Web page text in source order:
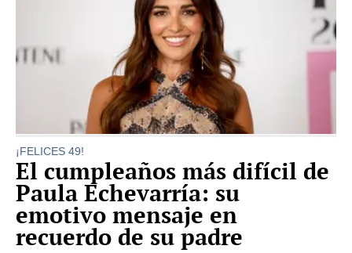
¡FELICES 49!
El cumpleaños más difícil de
Paula Echevarría: su
emotivo mensaje en
recuerdo de su padre